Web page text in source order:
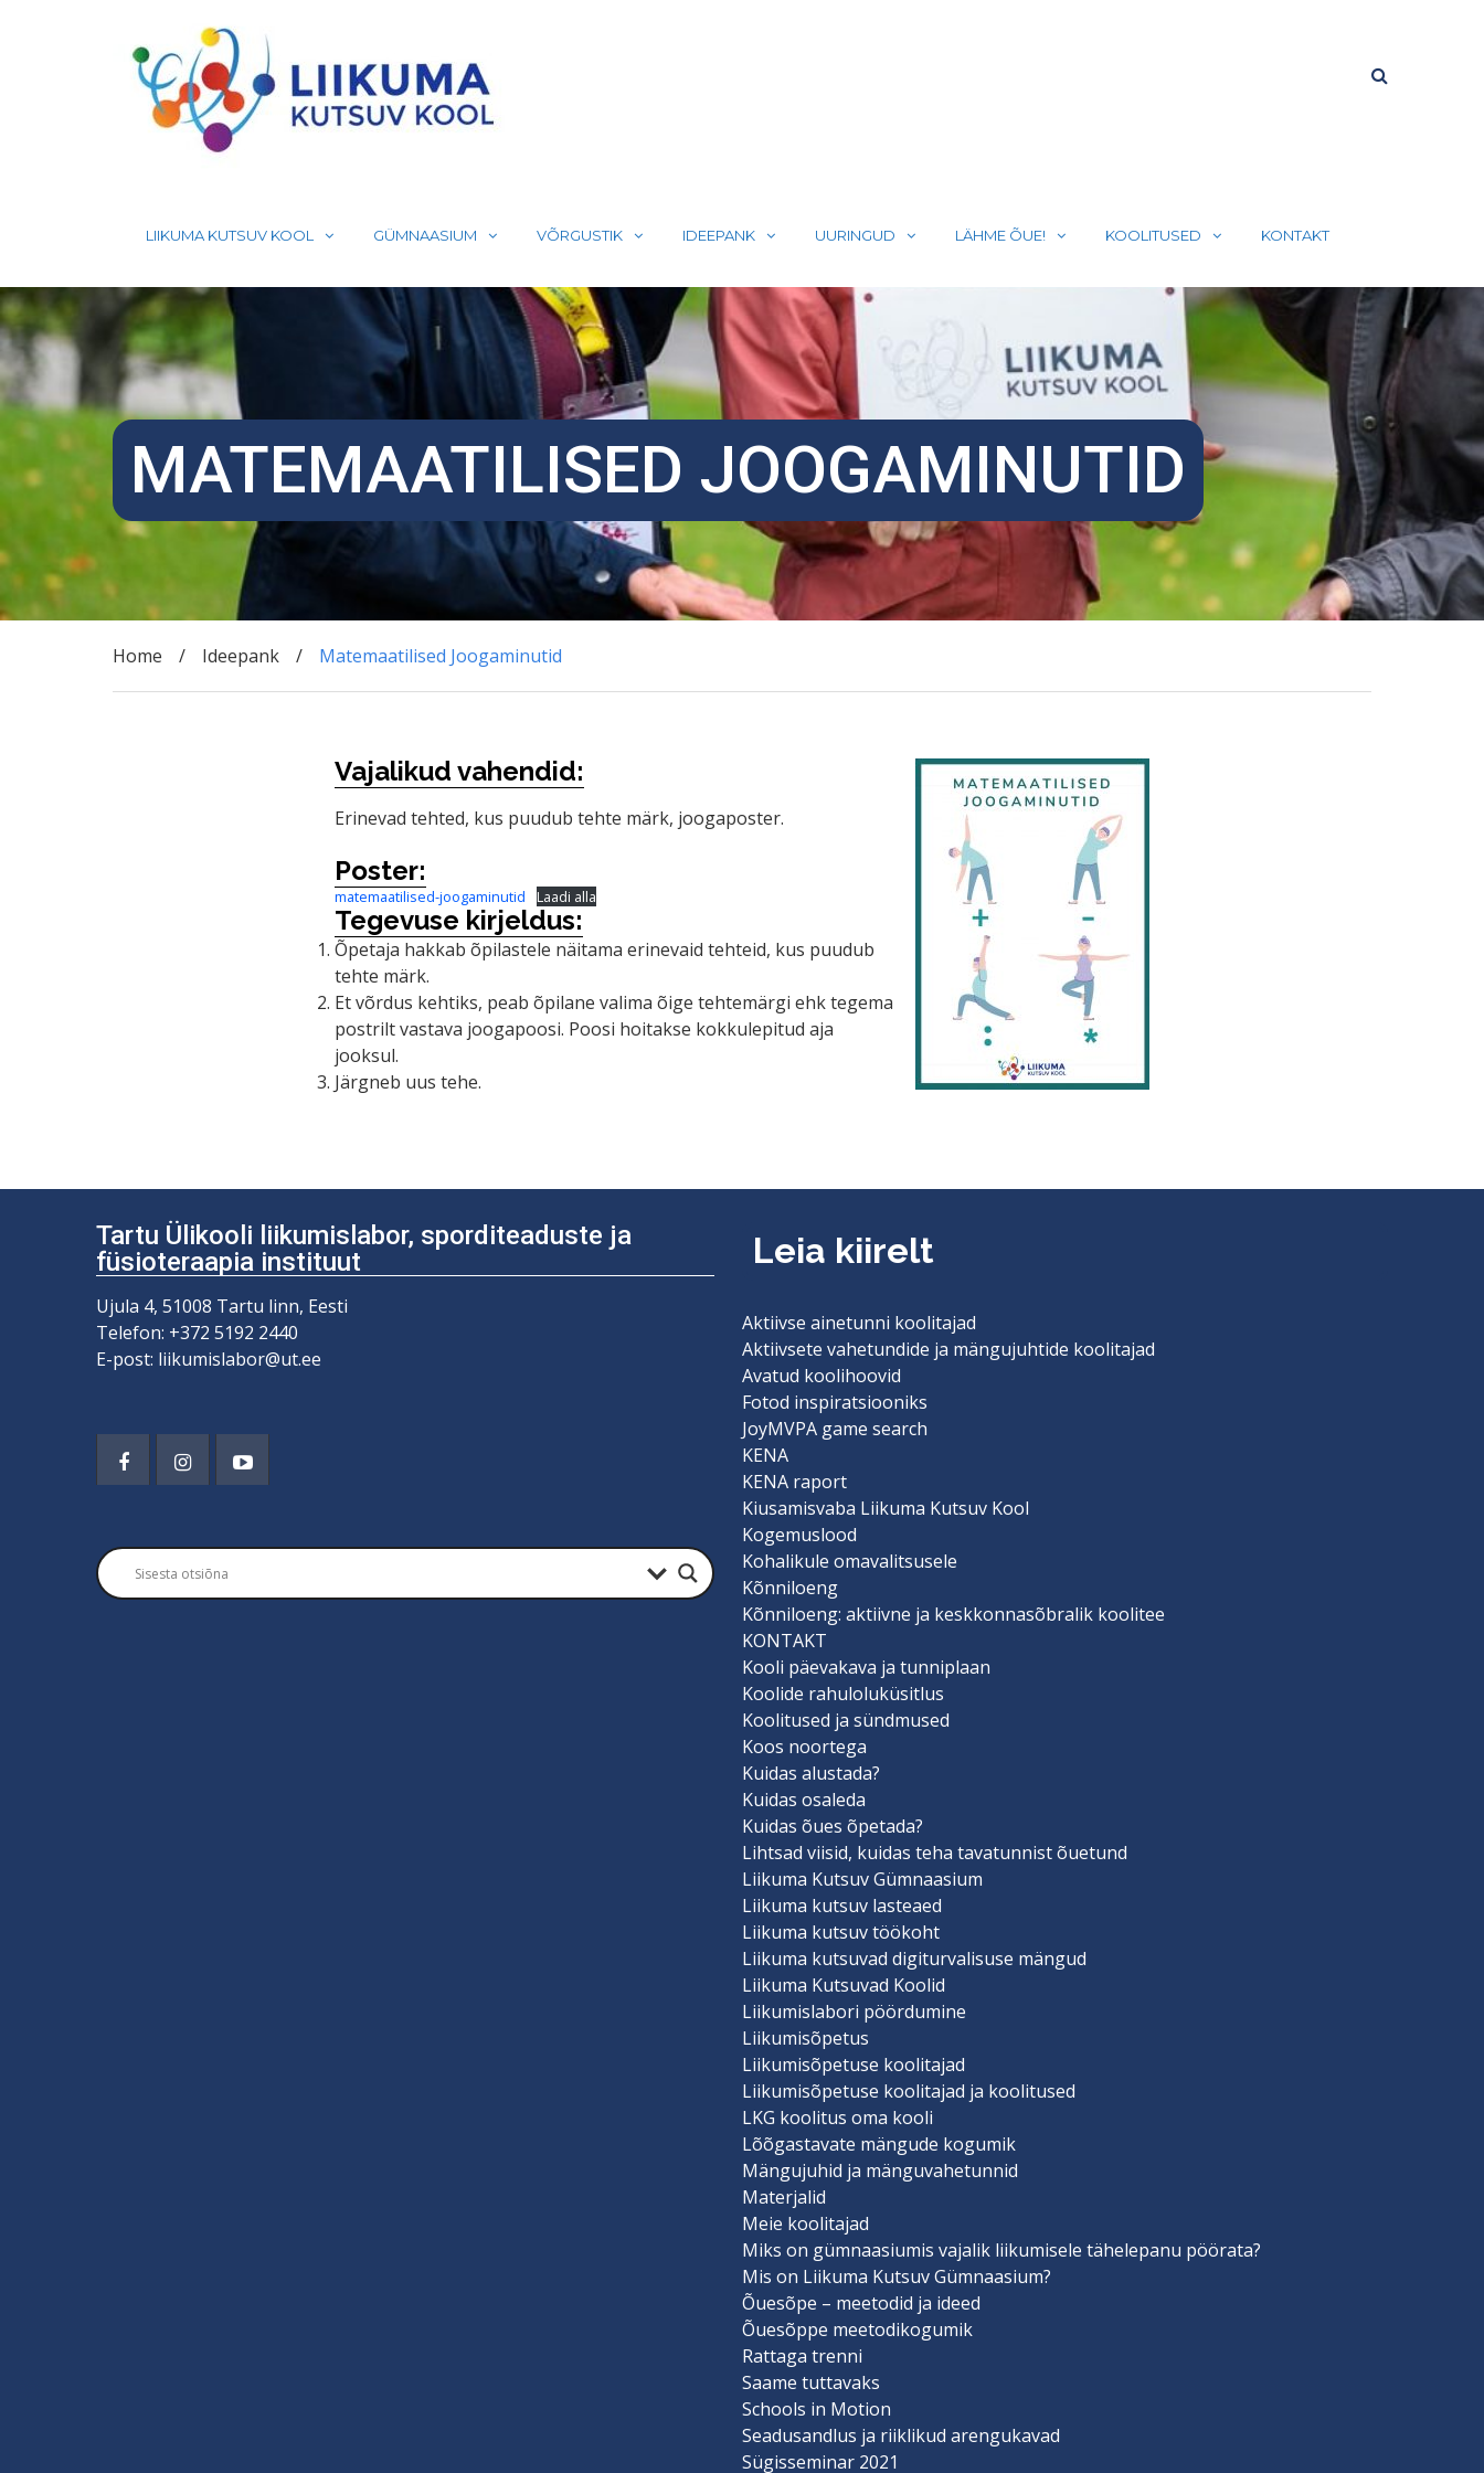
LIIKUMA KUTSUV KOOL GÜMNAASIUM VÕRGUSTIK IDEEPANK UURINGUD LÄHME ÕUE! KOOLITUSED KONTAKT
MATEMAATILISED JOOGAMINUTID
Home Ideepank Matemaatilised Joogaminutid
Vajalikud vahendid:
Erinevad tehted, kus puudub tehte märk, joogaposter.
Poster:
matemaatilised-joogaminutid Laadi alla
Tegevuse kirjeldus:
Õpetaja hakkab õpilastele näitama erinevaid tehteid, kus puudub
tehte märk.
Et võrdus kehtiks, peab õpilane valima õige tehtemärgi ehk tegema
postrilt vastava joogapoosi. Poosi hoitakse kokkulepitud aja
jooksul.
Järgneb uus tehe.
Tartu Ülikooli liikumislabor, sporditeaduste ja
füsioteraapia instituut
Ujula 4, 51008 Tartu linn, Eesti
Telefon: +372 5192 2440
E-post: liikumislabor@ut.ee
Leia kiirelt
Aktiivse ainetunni koolitajad
Aktiivsete vahetundide ja mängujuhtide koolitajad
Avatud koolihoovid
Fotod inspiratsiooniks
JoyMVPA game search
KENA
KENA raport
Kiusamisvaba Liikuma Kutsuv Kool
Kogemuslood
Kohalikule omavalitsusele
Kõnniloeng
Kõnniloeng: aktiivne ja keskkonnasõbralik koolitee
KONTAKT
Kooli päevakava ja tunniplaan
Koolide rahuloluküsitlus
Koolitused ja sündmused
Koos noortega
Kuidas alustada?
Kuidas osaleda
Kuidas õues õpetada?
Lihtsad viisid, kuidas teha tavatunnist õuetund
Liikuma Kutsuv Gümnaasium
Liikuma kutsuv lasteaed
Liikuma kutsuv töökoht
Liikuma kutsuvad digiturvalisuse mängud
Liikuma Kutsuvad Koolid
Liikumislabori pöördumine
Liikumisõpetus
Liikumisõpetuse koolitajad
Liikumisõpetuse koolitajad ja koolitused
LKG koolitus oma kooli
Lõõgastavate mängude kogumik
Mängujuhid ja mänguvahetunnid
Materjalid
Meie koolitajad
Miks on gümnaasiumis vajalik liikumisele tähelepanu pöörata?
Mis on Liikuma Kutsuv Gümnaasium?
Õuesõpe – meetodid ja ideed
Õuesõppe meetodikogumik
Rattaga trenni
Saame tuttavaks
Schools in Motion
Seadusandlus ja riiklikud arengukavad
Sügisseminar 2021